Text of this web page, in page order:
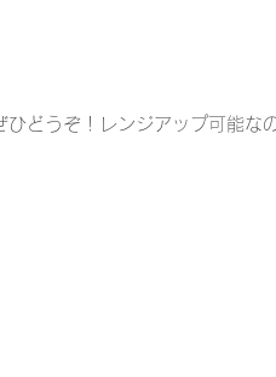
ひどうぞ！レンジアップ可能な